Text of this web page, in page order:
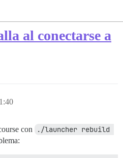
al conectarse a
con
./launcher rebuild